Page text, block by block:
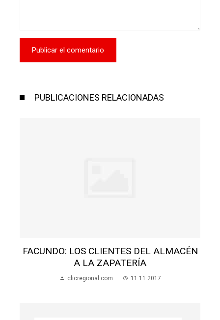
PUBLICACIONES RELACIONADAS
FACUNDO: LOS CLIENTES DEL ALMACÉN
A LA ZAPATERÍA
clicregional.com 11.11.2017